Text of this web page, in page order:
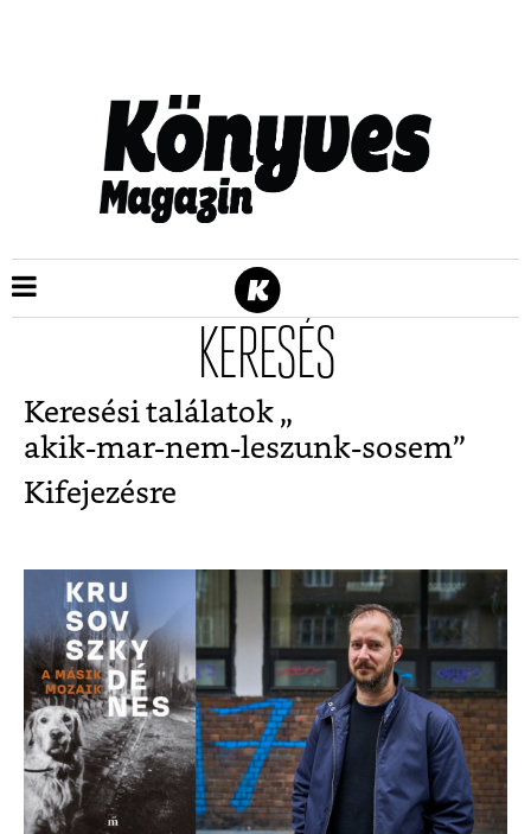
KERESÉS
Keresési találatok „
akik-mar-nem-leszunk-sosem”
Kifejezésre